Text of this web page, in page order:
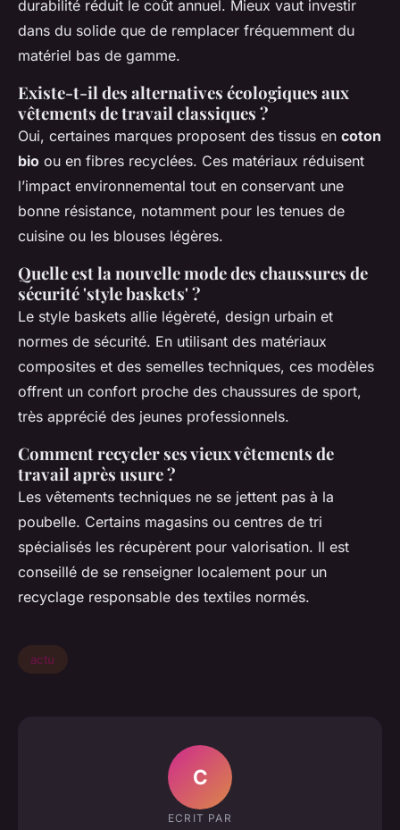
durabilité réduit le coût annuel. Mieux vaut investir
dans du solide que de remplacer fréquemment du
matériel bas de gamme.
Existe-t-il des alternatives écologiques aux
vêtements de travail classiques ?
Oui, certaines marques proposent des tissus en coton
bio ou en fibres recyclées. Ces matériaux réduisent
l’impact environnemental tout en conservant une
bonne résistance, notamment pour les tenues de
cuisine ou les blouses légères.
Quelle est la nouvelle mode des chaussures de
sécurité 'style baskets' ?
Le style baskets allie légèreté, design urbain et
normes de sécurité. En utilisant des matériaux
composites et des semelles techniques, ces modèles
offrent un confort proche des chaussures de sport,
très apprécié des jeunes professionnels.
Comment recycler ses vieux vêtements de
travail après usure ?
Les vêtements techniques ne se jettent pas à la
poubelle. Certains magasins ou centres de tri
spécialisés les récupèrent pour valorisation. Il est
conseillé de se renseigner localement pour un
recyclage responsable des textiles normés.
actu
C
ECRIT PAR